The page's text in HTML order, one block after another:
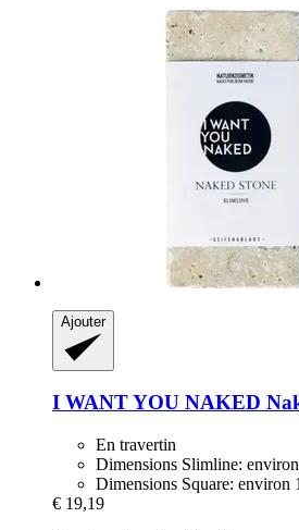
Ajouter
I WANT YOU NAKED
En travertin
Dimensions Slimline:
Dimensions Square: environ
€ 19,19